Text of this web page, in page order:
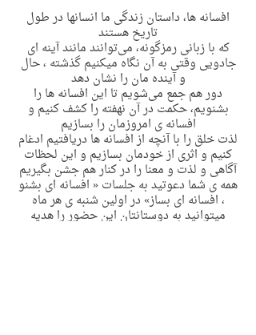
افسانه ها، داستان زندگی ما انسانها در طول
تاریخ هستند
که با زبانی رمزگونه، می‌توانند مانند آینه ای
جادویی وقتی به آن نگاه میکنیم گذشته ، حال
و آینده مان را نشان دهد
دور هم جمع می‌شویم تا این افسانه ها را
بشنویم، حکمت در آن نهفته را کشف کنیم و
افسانه ی امروزمان را بسازیم
لذت خلق را با آنچه از افسانه ها دریافتیم ادغام
کنیم و اثری از خودمان بسازیم و این لحظات
آگاهی و لذت و معنا را در کنار هم جشن بگیریم
همه ی شما دعوتید به جلسات « افسانه ای بشنو
، افسانه ای بساز» در اولین شنبه ی هر ماه
میتوانید به دوستانتان این حضور را هدیه